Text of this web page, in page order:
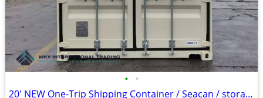
• •
20' NEW One-Trip Shipping Container / Seacan / storage unit for sale